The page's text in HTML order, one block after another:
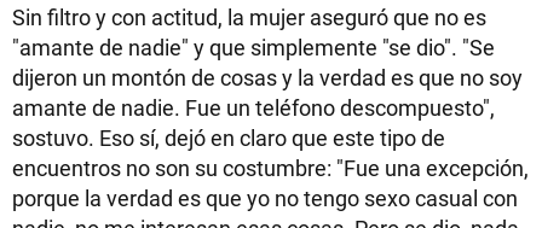
Sin filtro y con actitud, la mujer aseguró que no es
"amante de nadie" y que simplemente "se dio". "Se
dijeron un montón de cosas y la verdad es que no soy
amante de nadie. Fue un teléfono descompuesto",
sostuvo. Eso sí, dejó en claro que este tipo de
encuentros no son su costumbre: "Fue una excepción,
porque la verdad es que yo no tengo sexo casual con